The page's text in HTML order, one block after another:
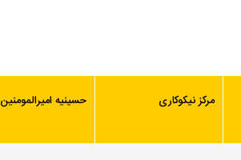
مرکز نیکوکاری حسینیه امیرالمومنین